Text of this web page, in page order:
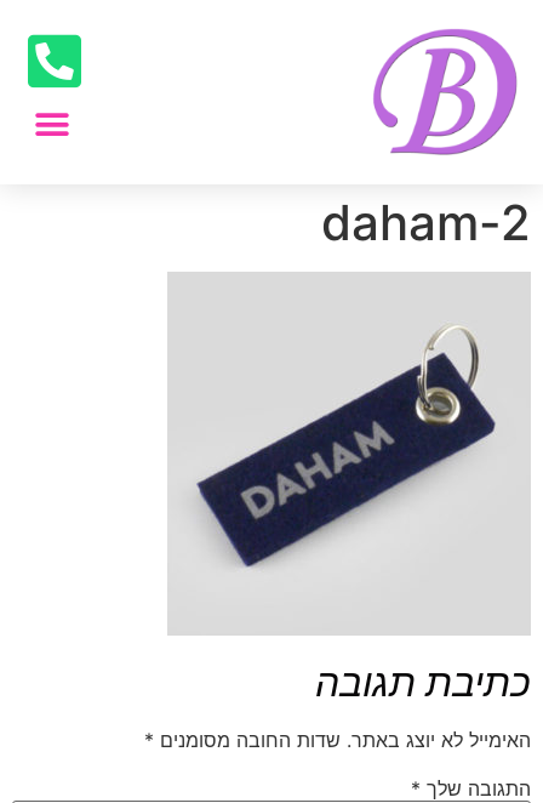
daham-2
כתיבת תגובה
האימייל לא יוצג באתר. שדות החובה מסומנים *
התגובה שלך *